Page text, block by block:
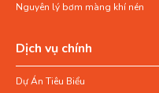
Nguyên lý bơm màng khí nén
Dịch vụ chính
Dự Án Tiêu Biểu